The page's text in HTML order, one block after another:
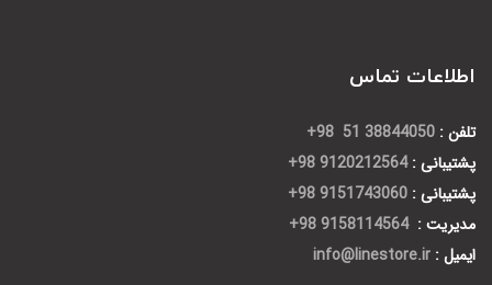
اطلاعات تماس
تلفن : 38844050 51 98+
پشتیبانی : 9120212564 98+
پشتیبانی : 9151743060 98+
مدیریت : 9158114564 98+
ایمیل : info@linestore.ir